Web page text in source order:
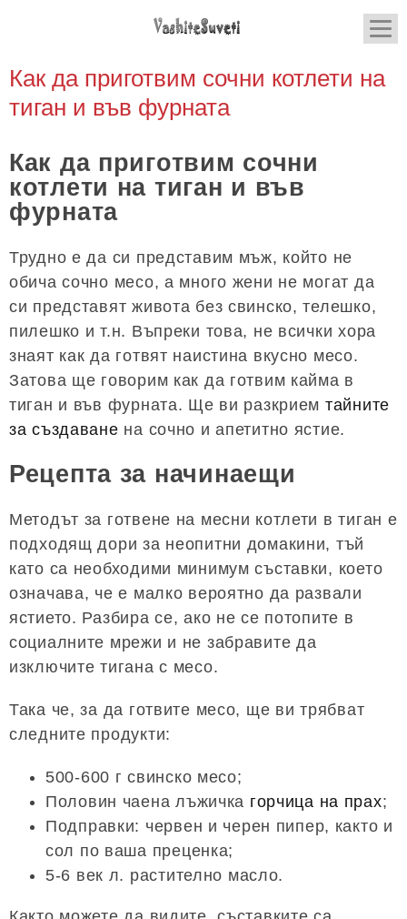
Как да приготвим сочни котлети на
тиган и във фурната
Как да приготвим сочни
котлети на тиган и във
фурната
Трудно е да си представим мъж, който не
обича сочно месо, а много жени не могат да
си представят живота без свинско, телешко,
пилешко и т.н. Въпреки това, не всички хора
знаят как да готвят наистина вкусно месо.
Затова ще говорим как да готвим кайма в
тиган и във фурната. Ще ви разкрием тайните
за създаване на сочно и апетитно ястие.
Рецепта за начинаещи
Методът за готвене на месни котлети в тиган е
подходящ дори за неопитни домакини, тъй
като са необходими минимум съставки, което
означава, че е малко вероятно да развали
ястието. Разбира се, ако не се потопите в
социалните мрежи и не забравите да
изключите тигана с месо.
Така че, за да готвите месо, ще ви трябват
следните продукти:
500-600 г свинско месо;
Половин чаена лъжичка горчица на прах;
Подправки: червен и черен пипер, както и
сол по ваша преценка;
5-6 век л. растително масло.